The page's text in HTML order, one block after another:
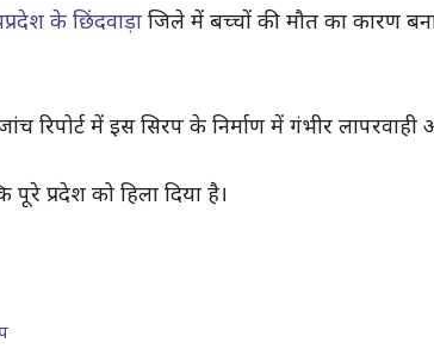
के छिंदवाड़ा जिले में बच्चों की मौत का कारण
रिपोर्ट में इस सिरप के निर्माण में गंभीर
प्रदेश को हिला दिया है।